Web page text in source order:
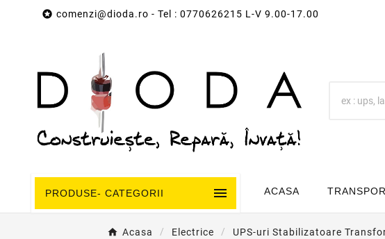
 comenzi@dioda.ro - Tel : 0770626215 L-V 9.00-17.00
PRODUSE- CATEGORII  ACASA
Acasa Electrice UPS-uri Stabilizatoare